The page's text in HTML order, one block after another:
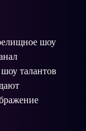
шоу
талантов